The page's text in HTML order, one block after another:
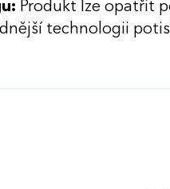
Produkt lze opatřit
technologii